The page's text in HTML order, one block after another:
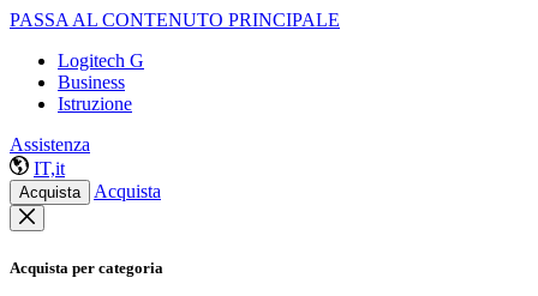
PASSA AL CONTENUTO PRINCIPALE
Logitech G
Business
Istruzione
Assistenza
IT,it
Acquista Acquista
Acquista per categoria